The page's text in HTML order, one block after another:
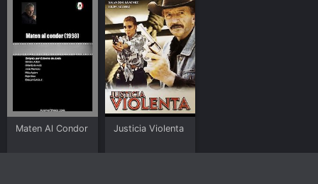
Maten Al Condor Justicia Violenta